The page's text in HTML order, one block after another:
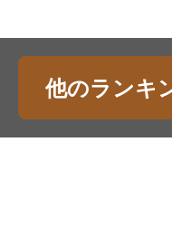
他のランキ